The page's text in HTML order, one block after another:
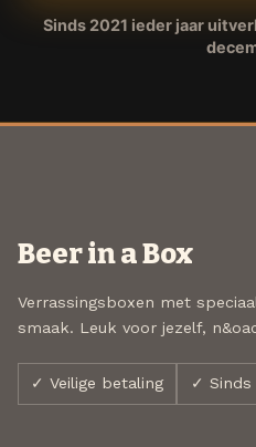
Sinds 2021 ieder jaar
Beer in a Box
Verrassingsboxen met
smaak. Leuk voor jezelf,
✓ Veilige betaling ✓ Sinds